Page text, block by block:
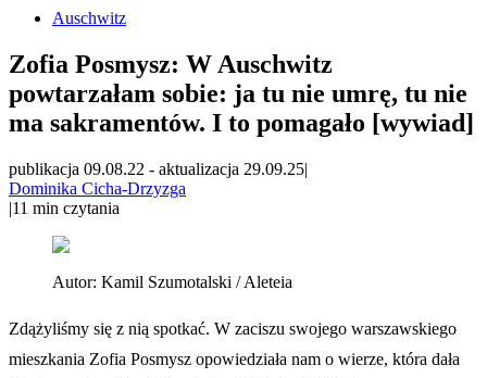
Auschwitz
Zofia Posmysz: W Auschwitz
powtarzałam sobie: ja tu nie umrę, tu nie
ma sakramentów. I to pomagało [wywiad]
publikacja 09.08.22 - aktualizacja 29.09.25|
Dominika Cicha-Drzyzga
|11 min czytania
Autor: Kamil Szumotalski / Aleteia
Zdążyliśmy się z nią spotkać. W zaciszu swojego warszawskiego
mieszkania Zofia Posmysz opowiedziała nam o wierze, która dała